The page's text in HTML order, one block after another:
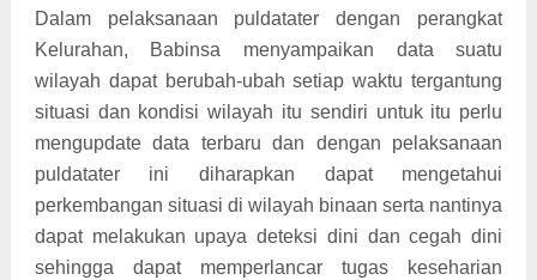
Dalam pelaksanaan puldatater dengan perangkat
Kelurahan, Babinsa menyampaikan data suatu
wilayah dapat berubah-ubah setiap waktu tergantung
situasi dan kondisi wilayah itu sendiri untuk itu perlu
mengupdate data terbaru dan dengan pelaksanaan
puldatater ini diharapkan dapat mengetahui
perkembangan situasi di wilayah binaan serta nantinya
dapat melakukan upaya deteksi dini dan cegah dini
sehingga dapat memperlancar tugas keseharian